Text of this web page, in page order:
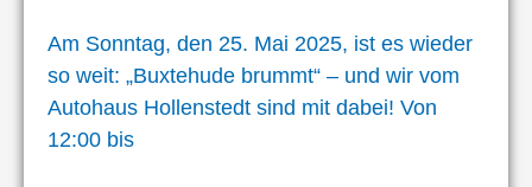
Am Sonntag, den 25. Mai 2025, ist es wieder
so weit: „Buxtehude brummt“ – und wir vom
Autohaus Hollenstedt sind mit dabei! Von
12:00 bis